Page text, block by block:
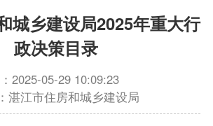
城乡建设局2025年重大行
政决策目录
2025-05-29 10:09:23
湛江市住房和城乡建设局